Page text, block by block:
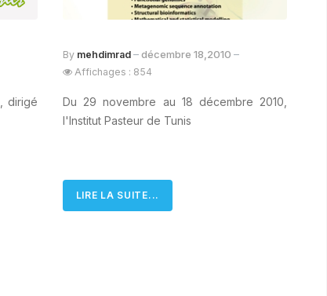
, dirigé
By mehdimrad décembre 18,2010
Affichages : 854
Du 29 novembre au 18 décembre 2010,
l'Institut Pasteur de Tunis
LIRE LA SUITE...